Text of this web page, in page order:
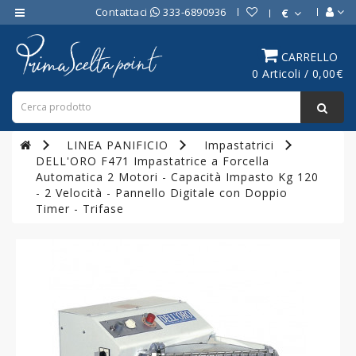
Contattaci 333-6890936 €
CARRELLO
0 Articoli / 0,00€
Category
ATTREZZATURE
BAR
ATTREZZATURE
PROFESSIONALI
CUCINA
PROFESSIONALI
LINEA PANIFICIO
Impastatrici
DELL'ORO F471 Impastatrice a Forcella
Automatica 2 Motori - Capacità Impasto Kg 120
- 2 Velocità - Pannello Digitale con Doppio
Timer - Trifase